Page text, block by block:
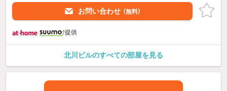
お問い合わせ （無料）
提供
北川ビルのすべての部屋を見る